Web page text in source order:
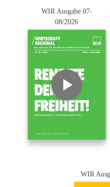
WIR Ausgabe 07-
08/2026
WIR